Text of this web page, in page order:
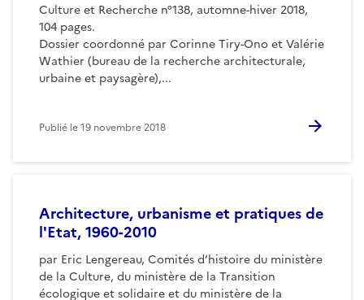
Culture et Recherche n°138, automne-hiver 2018,
104 pages.
Dossier coordonné par Corinne Tiry-Ono et Valérie
Wathier (bureau de la recherche architecturale,
urbaine et paysagère),...
Publié le19 novembre 2018
Architecture, urbanisme et pratiques de
l'Etat, 1960-2010
par Eric Lengereau, Comités d’histoire du ministère
de la Culture, du ministère de la Transition
écologique et solidaire et du ministère de la